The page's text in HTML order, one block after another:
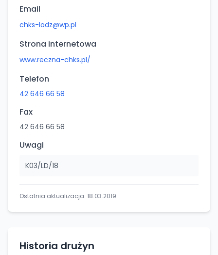
Email
chks-lodz@wp.pl
Strona internetowa
www.reczna-chks.pl/
Telefon
42 646 66 58
Fax
42 646 66 58
Uwagi
K03/LD/18
Ostatnia aktualizacja: 18.03.2019
Historia drużyn